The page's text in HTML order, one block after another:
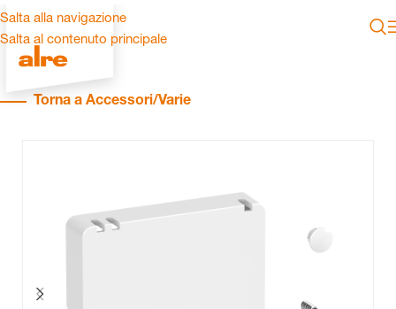
Salta alla navigazione
Salta al contenuto principale
Torna a Accessori/Varie